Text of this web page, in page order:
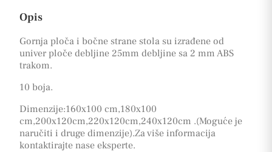
Opis
Gornja ploča i bočne strane stola su izrađene od
univer ploče debljine 25mm debljine sa 2 mm ABS
trakom.
10 boja.
Dimenzije:160x100 cm,180x100
cm,200x120cm,220x120cm,240x120cm .(Moguće je
naručiti i druge dimenzije).Za više informacija
kontaktirajte nase eksperte.